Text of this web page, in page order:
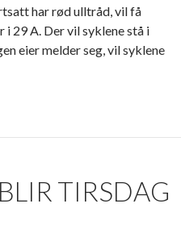
har rød ulltråd, vil få
29 A. Der vil syklene stå i
eier melder seg, vil syklene
TIRSDAG